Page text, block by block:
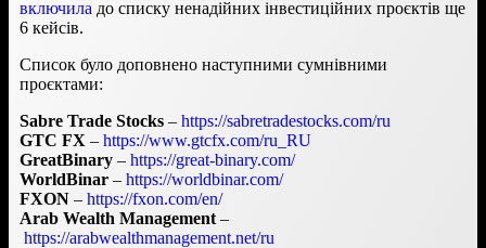
включила до списку ненадійних інвестиційних проєктів ще
6 кейсів.
Список було доповнено наступними сумнівними
проєктами:
Sabre Trade Stocks – https://sabretradestocks.com/ru
GTC FX – https://www.gtcfx.com/ru_RU
GreatBinary – https://great-binary.com/
WorldBinar – https://worldbinar.com/
FXON – https://fxon.com/en/
Arab Wealth Management –
https://arabwealthmanagement.net/ru